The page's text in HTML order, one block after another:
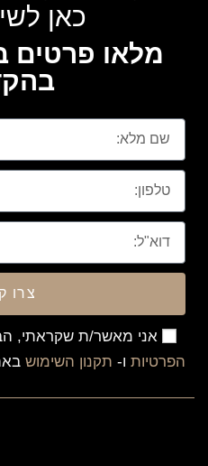
כאן
מלאו פרטים
אני מאשר/ת שקראתי,
הפרטיות ו- תקנון השימוש
צרו